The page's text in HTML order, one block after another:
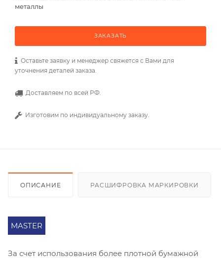
металлы
ЗАКАЗАТЬ
Оставьте заявку и менеджер свяжется с Вами для
уточнения деталей заказа.
Доставляем по всей РФ.
Изготовим по индивидуальному заказу.
ОПИСАНИЕ РАСШИФРОВКА МАРКИРОВКИ
MASTER
За счет использования более плотной бумажной